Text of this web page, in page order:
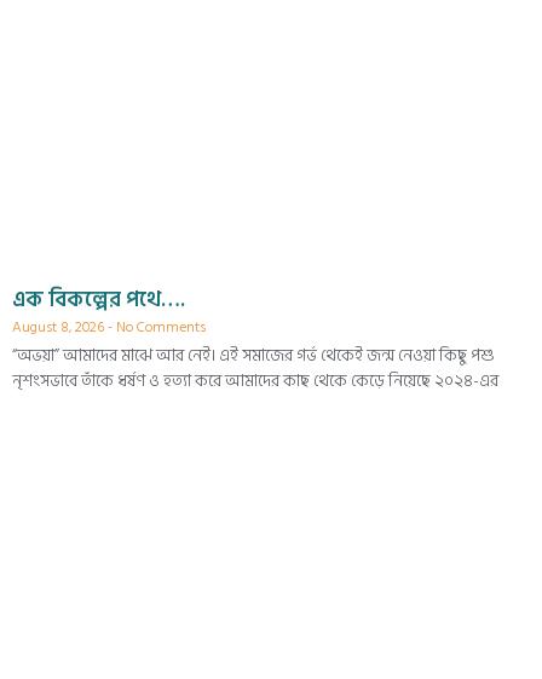
এক বিকল্পের পথে….
August 8, 2026 No Comments
“অভয়া” আমাদের মাঝে আর নেই। এই সমাজের গর্ভ থেকেই জন্ম নেওয়া কিছু পশু
নৃশংসভাবে তাঁকে ধর্ষণ ও হত্যা করে আমাদের কাছ থেকে কেড়ে নিয়েছে ২০২৪-এর